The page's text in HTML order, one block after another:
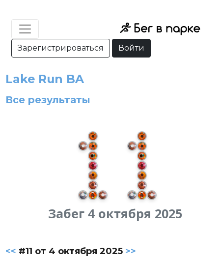
Зарегистрироваться Войти
Lake Run BA
Все результаты
Забег 4 октября 2025
<< #11 от 4 октября 2025 >>